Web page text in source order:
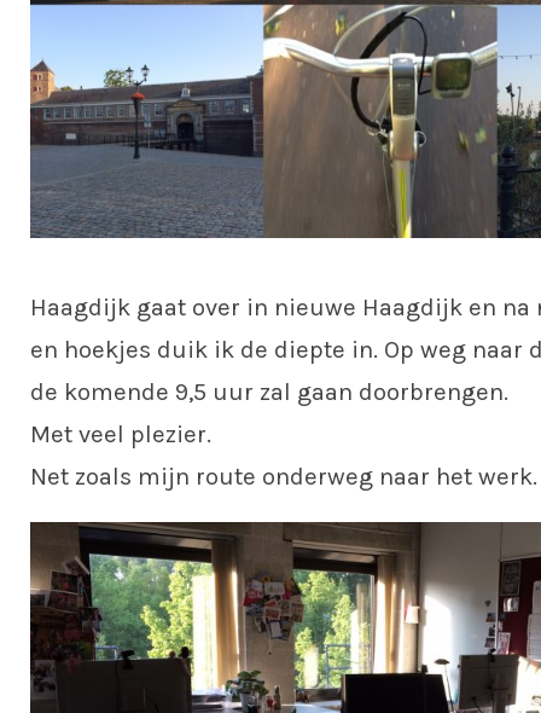
Haagdijk gaat over in nieuwe Haagdijk en na
en hoekjes duik ik de diepte in. Op weg naar
de komende 9,5 uur zal gaan doorbrengen.
Met veel plezier.
Net zoals mijn route onderweg naar het werk.